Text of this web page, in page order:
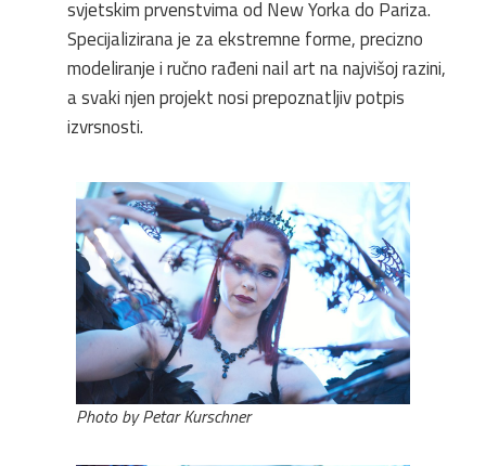
svjetskim prvenstvima od New Yorka do Pariza.
Specijalizirana je za ekstremne forme, precizno
modeliranje i ručno rađeni nail art na najvišoj razini,
a svaki njen projekt nosi prepoznatljiv potpis
izvrsnosti.
Photo by Petar Kurschner